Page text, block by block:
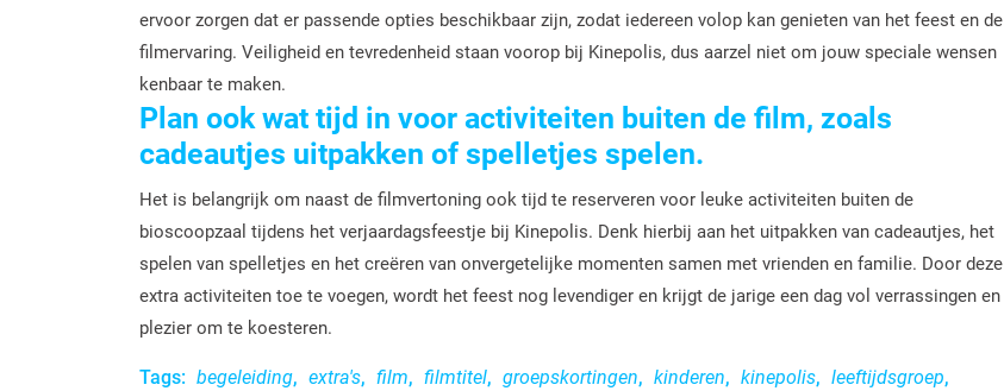
ervoor zorgen dat er passende opties beschikbaar zijn, zodat iedereen volop kan genieten van het feest en de
filmervaring. Veiligheid en tevredenheid staan voorop bij Kinepolis, dus aarzel niet om jouw speciale wensen
kenbaar te maken.
Plan ook wat tijd in voor activiteiten buiten de film, zoals
cadeautjes uitpakken of spelletjes spelen.
Het is belangrijk om naast de filmvertoning ook tijd te reserveren voor leuke activiteiten buiten de
bioscoopzaal tijdens het verjaardagsfeestje bij Kinepolis. Denk hierbij aan het uitpakken van cadeautjes, het
spelen van spelletjes en het creëren van onvergetelijke momenten samen met vrienden en familie. Door deze
extra activiteiten toe te voegen, wordt het feest nog levendiger en krijgt de jarige een dag vol verrassingen en
plezier om te koesteren.
Tags: begeleiding, extra's, film, filmtitel, groepskortingen, kinderen, kinepolis, leeftijdsgroep,